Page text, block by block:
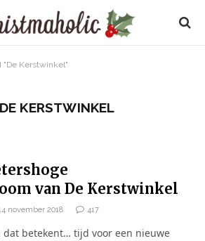
"De Kerstwinkel"
DE KERSTWINKEL
van De Kerstwinkel
november 2018 417
dat betekent… tijd voor een nieuwe